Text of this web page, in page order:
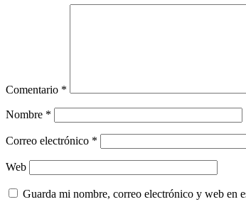
Comentario *
Nombre *
Correo electrónico *
Web
Guarda mi nombre, correo electrónico y web en